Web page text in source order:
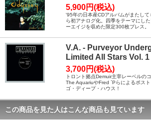
5,900円(税込)
'95年の日本産CDアルバムがまたし
ら初アナログ化。四季をテーマにし
ーエイジを収めた限定300枚プレス。
V.A. - Purveyor
Limited All Stars Vol. 1
3,700円(税込)
トロント拠点Demuir主宰レーベルの
The AquariuやFred `Pらによるポス
ゴ・ディープ・ハウス！
この商品を見た人はこんな商品も見ています